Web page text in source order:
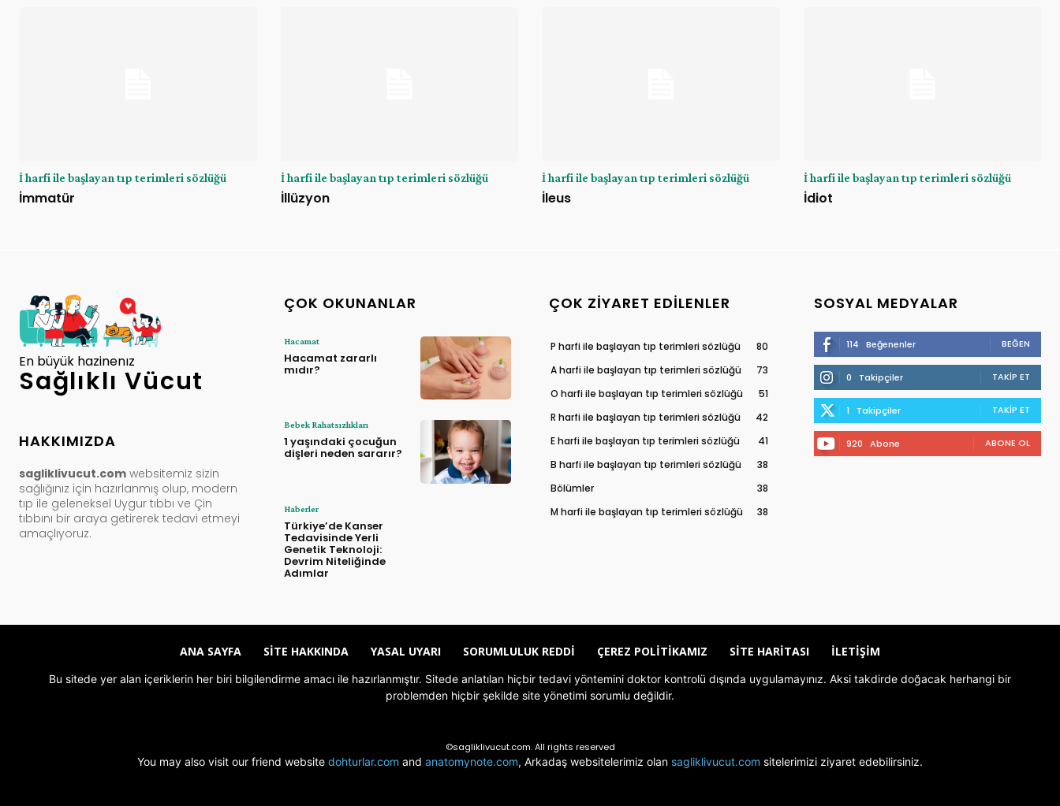
İ harfi ile başlayan tıp terimleri sözlüğü
İmmatür
İ harfi ile başlayan tıp terimleri sözlüğü
İllüzyon
İ harfi ile başlayan tıp terimleri sözlüğü
İleus
İ harfi ile başlayan tıp terimleri sözlüğü
İdiot
En büyük hazinenız
Sağlıklı Vücut
HAKKIMIZDA
sagliklivucut.com websitemiz sizin
sağlığınız için hazırlanmış olup, modern
tıp ile geleneksel Uygur tıbbı ve Çin
tıbbını bir araya getirerek tedavi etmeyi
amaçlıyoruz.
ÇOK OKUNANLAR
Hacamat
Hacamat zararlı
mıdır?
Bebek Rahatsızlıkları
1 yaşındaki çocuğun
dişleri neden sararır?
Haberler
Türkiye’de Kanser
Tedavisinde Yerli
Genetik Teknoloji:
Devrim Niteliğinde
Adımlar
ÇOK ZIYARET EDILENLER
P harfi ile başlayan tıp terimleri sözlüğü
80
A harfi ile başlayan tıp terimleri sözlüğü
73
O harfi ile başlayan tıp terimleri sözlüğü
51
R harfi ile başlayan tıp terimleri sözlüğü
42
E harfi ile başlayan tıp terimleri sözlüğü
41
B harfi ile başlayan tıp terimleri sözlüğü
38
Bölümler
38
M harfi ile başlayan tıp terimleri sözlüğü
38
SOSYAL MEDYALAR
114 Beğenenler BEĞEN
0 Takipçiler TAKIP ET
1 Takipçiler TAKIP ET
920 Abone ABONE OL
ANA SAYFA SITE HAKKINDA YASAL UYARI SORUMLULUK REDDI ÇEREZ POLITIKAMIZ SITE HARITASI İLETIŞIM
Bu sitede yer alan içeriklerin her biri bilgilendirme amacı ile hazırlanmıştır. Sitede anlatılan hiçbir tedavi yöntemini doktor kontrolü dışında uygulamayınız. Aksi takdirde doğacak herhangi bir
problemden hiçbir şekilde site yönetimi sorumlu değildir.
©sagliklivucut.com. All rights reserved
You may also visit our friend website dohturlar.com and anatomynote.com, Arkadaş websitelerimiz olan sagliklivucut.com sitelerimizi ziyaret edebilirsiniz.